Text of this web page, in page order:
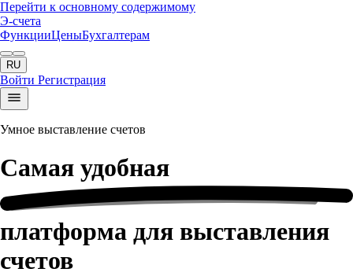
Перейти к основному содержимому
Э-счета
ФункцииЦеныБухгалтерам
RU
Войти Регистрация
Умное выставление счетов
Самая удобная
платформа для выставления
счетов